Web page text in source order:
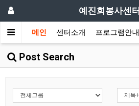
예진회봉사센터
메인 센터소개 프로그램안내
Post Search